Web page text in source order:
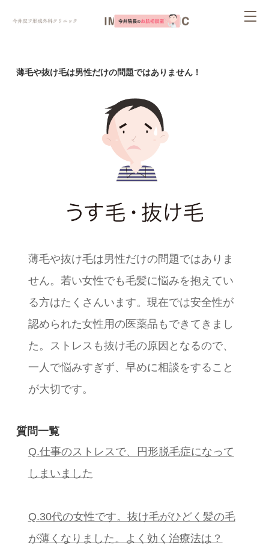
薄毛や抜け毛は男性だけの問題ではありません！
薄毛や抜け毛は男性だけの問題ではありま
せん。若い女性でも毛髪に悩みを抱えてい
る方はたくさんいます。現在では安全性が
認められた女性用の医薬品もできてきまし
た。ストレスも抜け毛の原因となるので、
一人で悩みすぎず、早めに相談をすること
が大切です。
質問一覧
Q.仕事のストレスで、円形脱毛症になって
しまいました
Q.30代の女性です。抜け毛がひどく髪の毛
が薄くなりました。よく効く治療法は？